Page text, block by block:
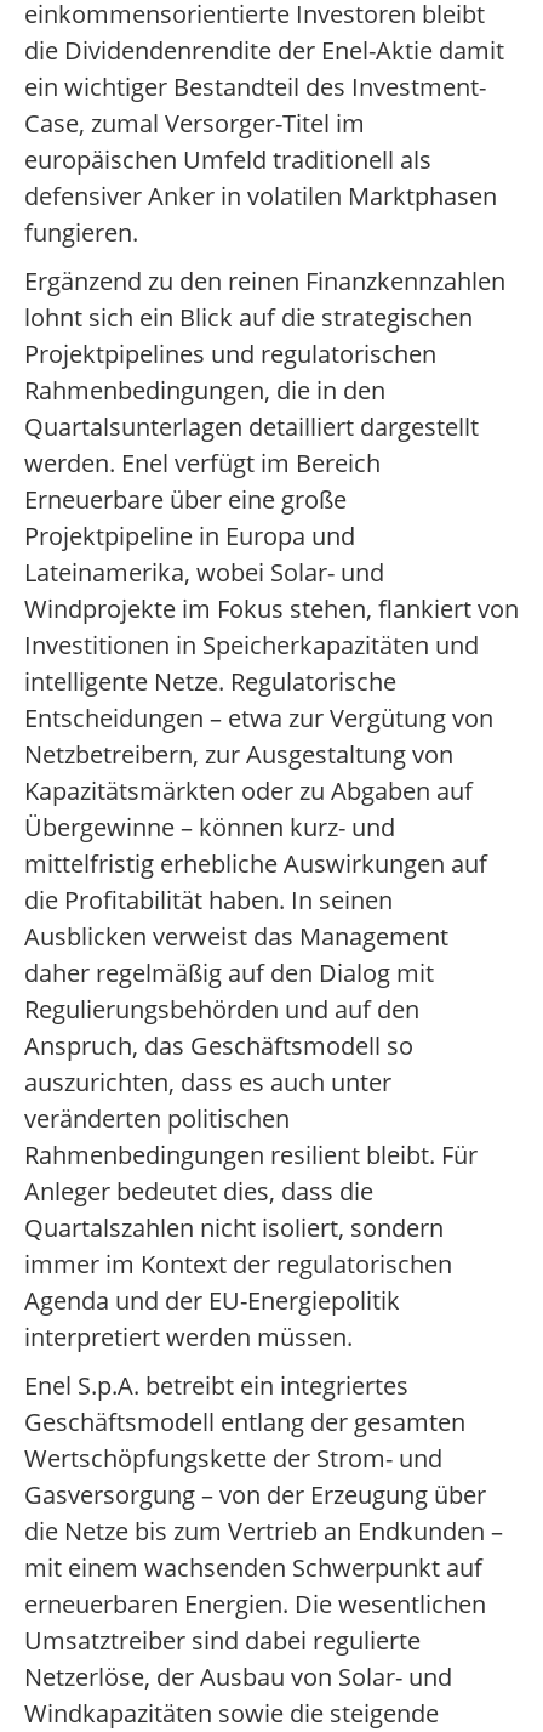
einkommensorientierte Investoren bleibt
die Dividendenrendite der Enel-Aktie damit
ein wichtiger Bestandteil des Investment-
Case, zumal Versorger-Titel im
europäischen Umfeld traditionell als
defensiver Anker in volatilen Marktphasen
fungieren.
Ergänzend zu den reinen Finanzkennzahlen
lohnt sich ein Blick auf die strategischen
Projektpipelines und regulatorischen
Rahmenbedingungen, die in den
Quartalsunterlagen detailliert dargestellt
werden. Enel verfügt im Bereich
Erneuerbare über eine große
Projektpipeline in Europa und
Lateinamerika, wobei Solar- und
Windprojekte im Fokus stehen, flankiert von
Investitionen in Speicherkapazitäten und
intelligente Netze. Regulatorische
Entscheidungen – etwa zur Vergütung von
Netzbetreibern, zur Ausgestaltung von
Kapazitätsmärkten oder zu Abgaben auf
Übergewinne – können kurz- und
mittelfristig erhebliche Auswirkungen auf
die Profitabilität haben. In seinen
Ausblicken verweist das Management
daher regelmäßig auf den Dialog mit
Regulierungsbehörden und auf den
Anspruch, das Geschäftsmodell so
auszurichten, dass es auch unter
veränderten politischen
Rahmenbedingungen resilient bleibt. Für
Anleger bedeutet dies, dass die
Quartalszahlen nicht isoliert, sondern
immer im Kontext der regulatorischen
Agenda und der EU-Energiepolitik
interpretiert werden müssen.
Enel S.p.A. betreibt ein integriertes
Geschäftsmodell entlang der gesamten
Wertschöpfungskette der Strom- und
Gasversorgung – von der Erzeugung über
die Netze bis zum Vertrieb an Endkunden –
mit einem wachsenden Schwerpunkt auf
erneuerbaren Energien. Die wesentlichen
Umsatztreiber sind dabei regulierte
Netzerlöse, der Ausbau von Solar- und
Windkapazitäten sowie die steigende